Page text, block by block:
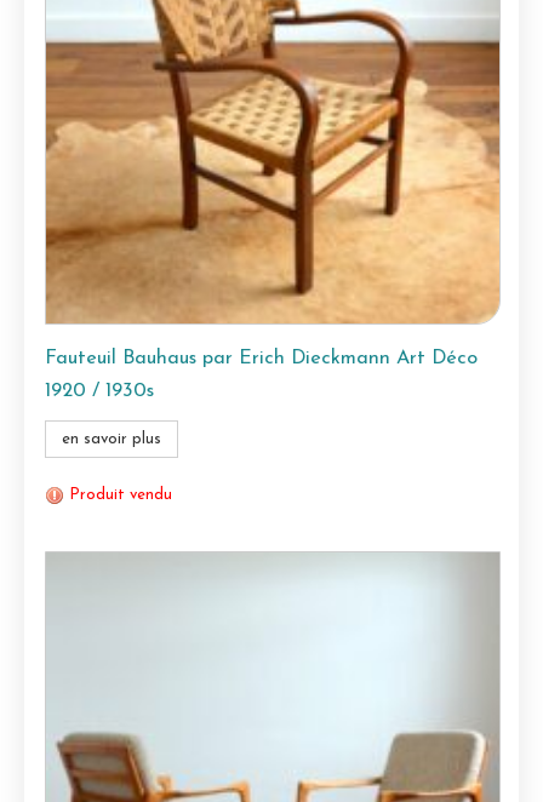
Fauteuil Bauhaus par Erich Dieckmann Art Déco
1920 / 1930s
en savoir plus
Produit vendu